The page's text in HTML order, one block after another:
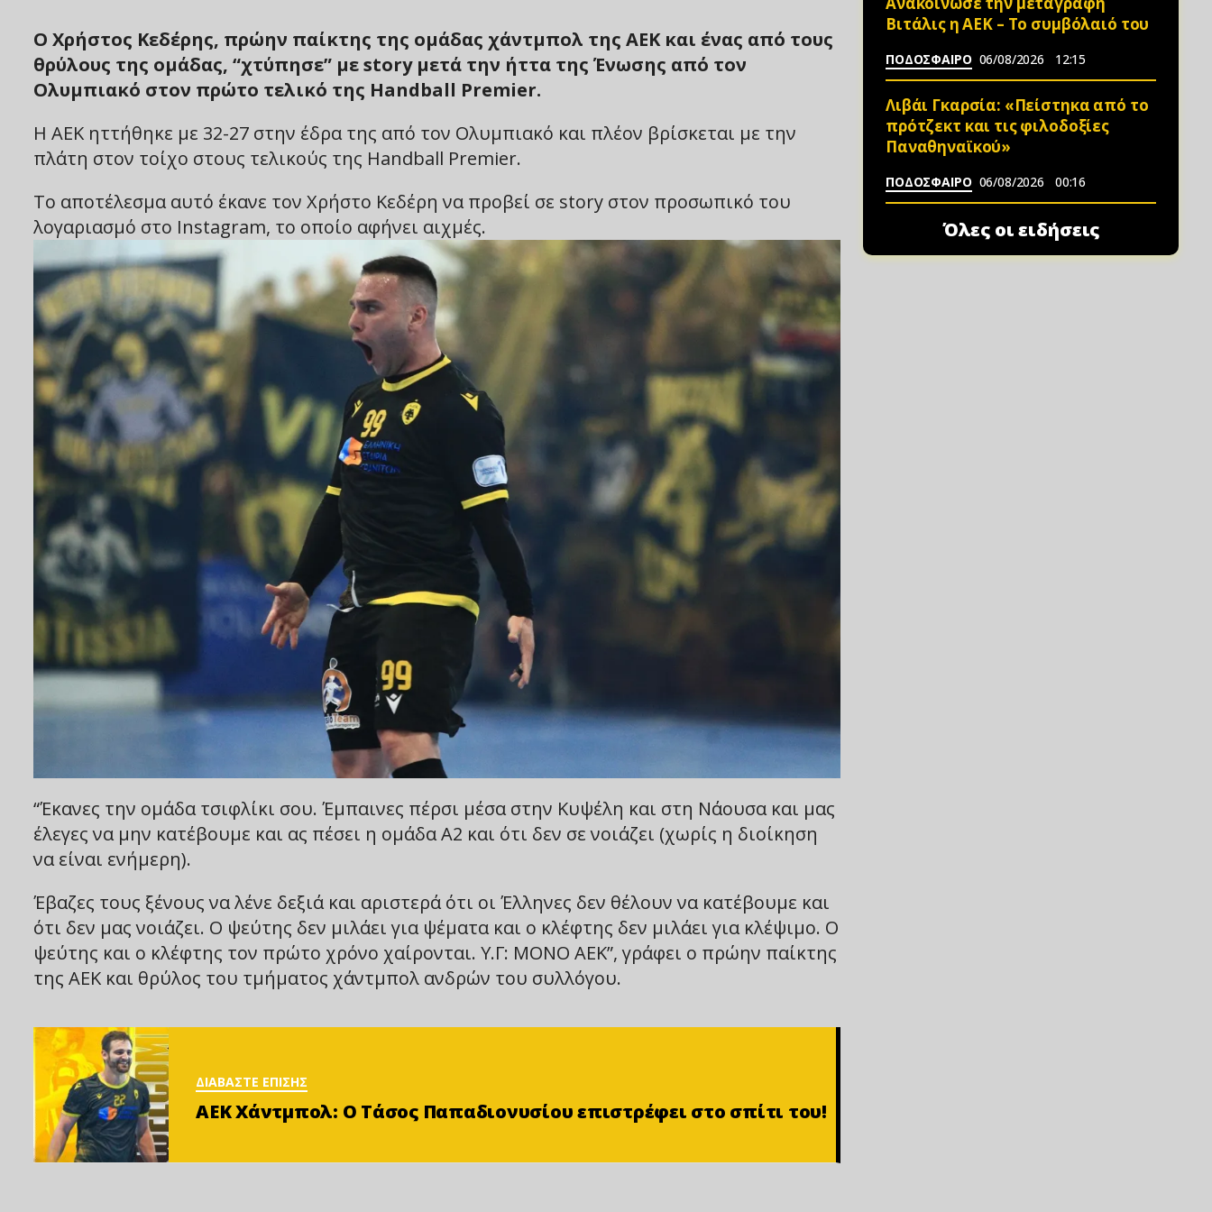
Ο Χρήστος Κεδέρης, πρώην παίκτης της ομάδας χάντμπολ της ΑΕΚ και ένας από τους
θρύλους της ομάδας, “χτύπησε” με story μετά την ήττα της Ένωσης από τον
Ολυμπιακό στον πρώτο τελικό της Handball Premier.
Η ΑΕΚ ηττήθηκε με 32-27 στην έδρα της από τον Ολυμπιακό και πλέον βρίσκεται με την
πλάτη στον τοίχο στους τελικούς της Handball Premier.
Το αποτέλεσμα αυτό έκανε τον Χρήστο Κεδέρη να προβεί σε story στον προσωπικό του
λογαριασμό στο Instagram, το οποίο αφήνει αιχμές.
“Έκανες την ομάδα τσιφλίκι σου. Έμπαινες πέρσι μέσα στην Κυψέλη και στη Νάουσα και μας
έλεγες να μην κατέβουμε και ας πέσει η ομάδα Α2 και ότι δεν σε νοιάζει (χωρίς η διοίκηση
να είναι ενήμερη).
Έβαζες τους ξένους να λένε δεξιά και αριστερά ότι οι Έλληνες δεν θέλουν να κατέβουμε και
ότι δεν μας νοιάζει. Ο ψεύτης δεν μιλάει για ψέματα και ο κλέφτης δεν μιλάει για κλέψιμο. Ο
ψεύτης και ο κλέφτης τον πρώτο χρόνο χαίρονται. Υ.Γ: ΜΟΝΟ ΑΕΚ”, γράφει ο πρώην παίκτης
της ΑΕΚ και θρύλος του τμήματος χάντμπολ ανδρών του συλλόγου.
ΔΙΑΒΑΣΤΕ ΕΠΙΣΗΣ
ΑΕΚ Χάντμπολ: Ο Τάσος Παπαδιονυσίου επιστρέφει στο σπίτι του!
Βιτάλις η ΑΕΚ – Το συμβόλαιό του
ΠΟΔΟΣΦΑΙΡΟ 06/08/2026 12:15
Λιβάι Γκαρσία: «Πείστηκα από το
πρότζεκτ και τις φιλοδοξίες
Παναθηναϊκού»
ΠΟΔΟΣΦΑΙΡΟ 06/08/2026 00:16
Όλες οι ειδήσεις